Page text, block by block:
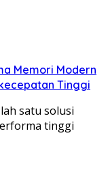
Memori Modern
Tinggi
satu solusi
tinggi